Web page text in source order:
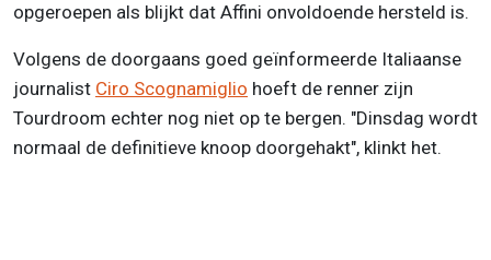
opgeroepen als blijkt dat Affini onvoldoende hersteld is.
Volgens de doorgaans goed geïnformeerde Italiaanse
journalist Ciro Scognamiglio hoeft de renner zijn
Tourdroom echter nog niet op te bergen. "Dinsdag wordt
normaal de definitieve knoop doorgehakt", klinkt het.